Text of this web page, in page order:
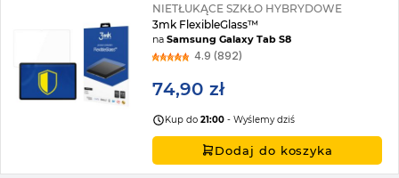
NIETŁUKĄCE SZKŁO HYBRYDOWE
3mk FlexibleGlass™
naSamsung Galaxy Tab S8
4.9 (892)
74,90 zł
Kup do21:00 - Wyślemy dziś
Dodaj do koszyka